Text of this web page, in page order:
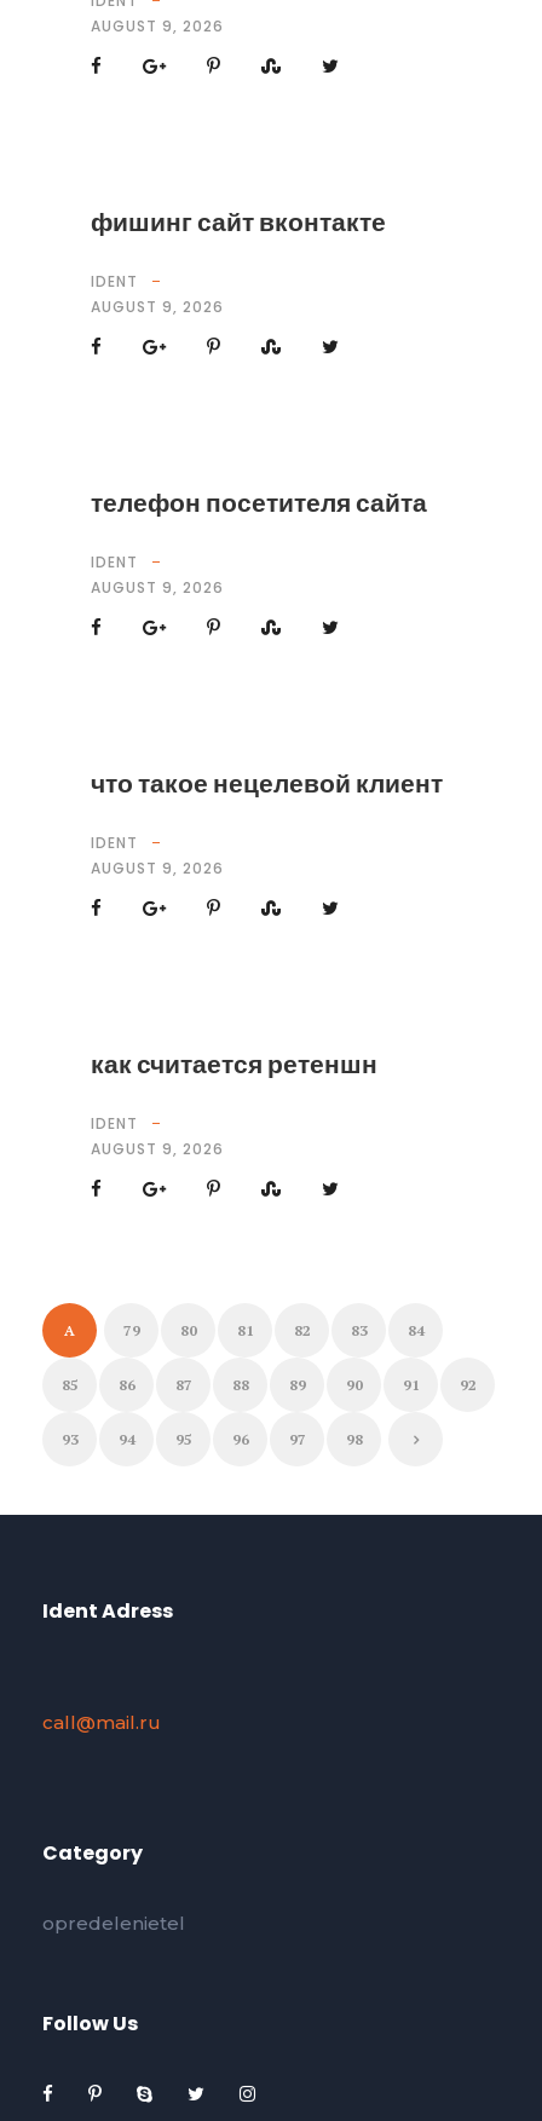
AUGUST 9, 2026
фишинг сайт вконтакте
IDENT
AUGUST 9, 2026
телефон посетителя сайта
IDENT
AUGUST 9, 2026
что такое нецелевой клиент
IDENT
AUGUST 9, 2026
как считается ретеншн
IDENT
AUGUST 9, 2026
A 79 80 81 82 83 84
85 86 87 88 89 90 91 92
93 94 95 96 97 98
Ident Adress
call@mail.ru
Category
opredelenietel
Follow Us